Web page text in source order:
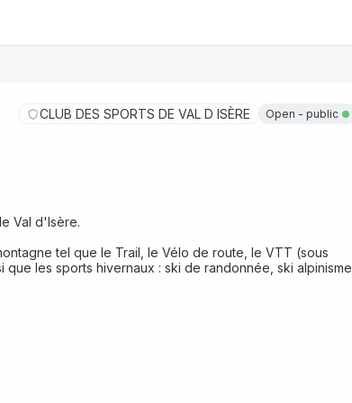
CLUB DES SPORTS DE VAL D ISÈRE Open - public
Val d'Isère.
tel que le Trail, le Vélo de route, le VTT (sous
les sports hivernaux : ski de randonnée, ski alpinisme,